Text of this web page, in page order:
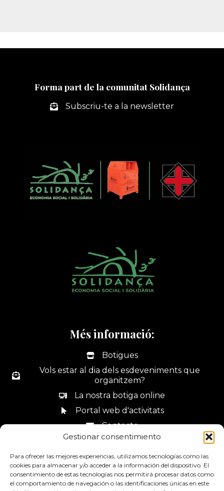
Gestionar consentimiento
Para ofrecer las mejores experiencias, utilizamos tecnologías como las
cookies para almacenar y/o acceder a la información del dispositivo. El
consentimiento de estas tecnologías nos permitirá procesar datos como
el comportamiento de navegación o las identificaciones únicas en este
Forma part de la comunitat Solidança
Subscriu-te a la newsletter
Més informació:
Botigues
Vols estar al dia dels esdeveniments que
organitzem?
La nostra botiga online
Portal web d'activitats
Contacte
Canal de denúncies